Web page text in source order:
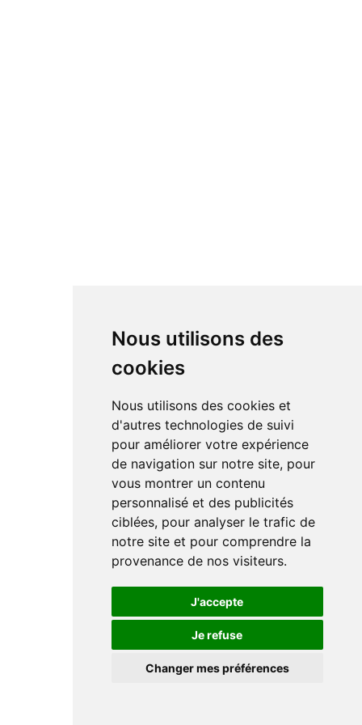
Nous utilisons des
cookies
Nous utilisons des cookies et
d'autres technologies de suivi
pour améliorer votre expérience
de navigation sur notre site, pour
vous montrer un contenu
personnalisé et des publicités
ciblées, pour analyser le trafic de
notre site et pour comprendre la
provenance de nos visiteurs.
J'accepte
Je refuse
Changer mes préférences